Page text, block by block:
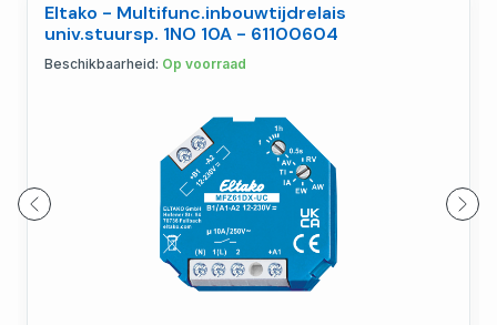
Eltako - Multifunc.inbouwtijdrelais
univ.stuursp. 1NO 10A - 61100604
Beschikbaarheid: Op voorraad